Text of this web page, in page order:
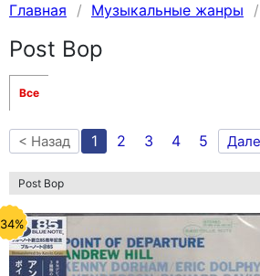
Главная Музыкальные жанры
Post Bop
Все
< Назад 1 2 3 4 5
Post Bop